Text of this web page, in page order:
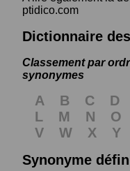
ptidico.com
Dictionnaire
Classement par
synonymes
A B C D
L
M N O
V
W X Y
Synonyme